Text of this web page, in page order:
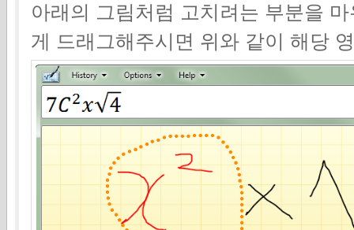
아래의 그림처럼 고치려는 부분을
게 드래그해주시면 위와 같이 해당